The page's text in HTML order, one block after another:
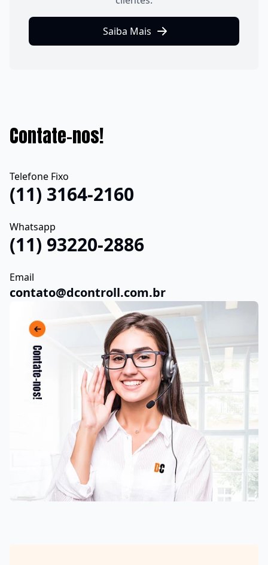
Faz jus ao slogan, um novo conceito em serviços,
Seguro Garantia
A melhor garantia contratual para nossos
clientes.
Contate-nos!
(11) 3164-2160
(11) 93220-2886